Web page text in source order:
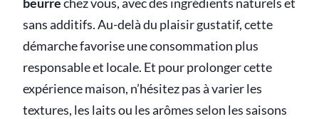
beurrechez vous, avec des ingrédients naturels et
sans additifs. Au-delà du plaisir gustatif, cette
démarche favorise une consommation plus
responsable et locale. Et pour prolonger cette
expérience maison, n’hésitez pas à varier les
textures, les laits ou les arômes selon les saisons